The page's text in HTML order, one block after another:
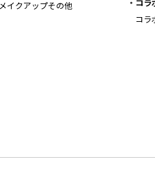
メイクアップその他
コラ
コラ